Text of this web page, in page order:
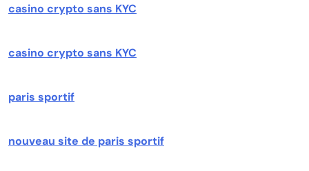
casino crypto sans KYC
casino crypto sans KYC
paris sportif
nouveau site de paris sportif